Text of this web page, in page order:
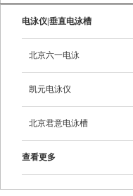
电泳仪|垂直电泳槽
北京六一电泳
凯元电泳仪
北京君意电泳槽
查看更多